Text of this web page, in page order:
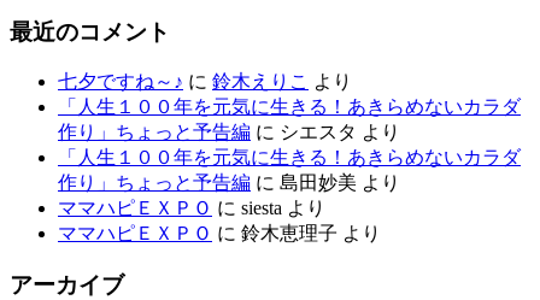
最近のコメント
七夕ですね～♪ に 鈴木えりこ より
「人生１００年を元気に生きる！あきらめないカラダ
作り」ちょっと予告編 に シエスタ より
「人生１００年を元気に生きる！あきらめないカラダ
作り」ちょっと予告編 に 島田妙美 より
ママハピＥＸＰＯ に siesta より
ママハピＥＸＰＯ に 鈴木恵理子 より
アーカイブ